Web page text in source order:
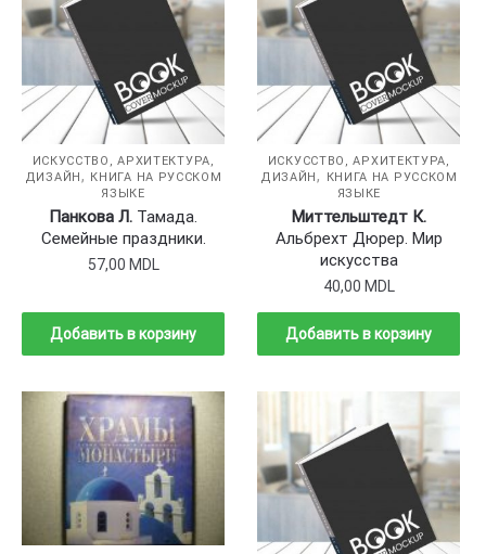
ИСКУССТВО, АРХИТЕКТУРА,
ДИЗАЙН ,
КНИГА НА РУССКОМ
ЯЗЫКЕ
Панкова Л. Тамада.
Семейные праздники.
57,00 MDL
Добавить в корзину
ИСКУССТВО, АРХИТЕКТУРА,
ДИЗАЙН,
КНИГА НА РУССКОМ
ЯЗЫКЕ
Миттельштедт К.
Альбрехт Дюрер. Мир
искусства
40,00 MDL
Добавить в корзину